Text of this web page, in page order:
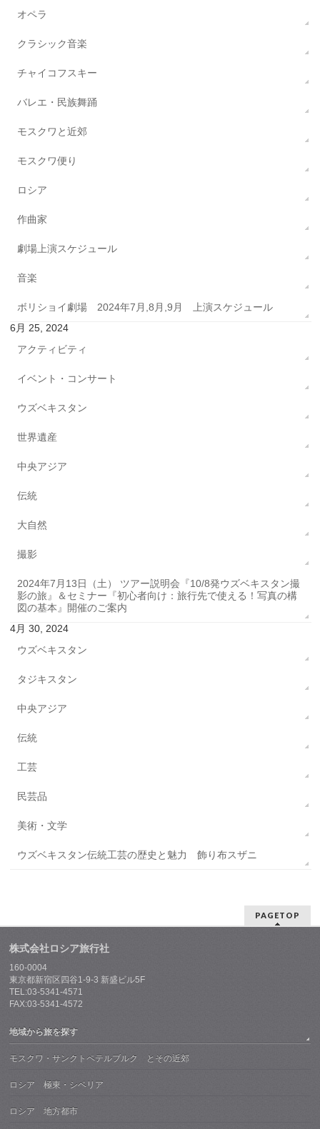
オペラ
クラシック音楽
チャイコフスキー
バレエ・民族舞踊
モスクワと近郊
モスクワ便り
ロシア
作曲家
劇場上演スケジュール
音楽
ボリショイ劇場 2024年7月,8月,9月 上演スケジュール
6月 25, 2024
アクティビティ
イベント・コンサート
ウズベキスタン
世界遺産
中央アジア
伝統
大自然
撮影
2024年7月13日（土） ツアー説明会『10/8発ウズベキスタン撮
影の旅』＆セミナー『初心者向け：旅行先で使える！写真の構
図の基本』開催のご案内
4月 30, 2024
ウズベキスタン
タジキスタン
中央アジア
伝統
工芸
民芸品
美術・文学
ウズベキスタン伝統工芸の歴史と魅力 飾り布スザニ
PAGETOP
株式会社ロシア旅行社
160-0004
東京都新宿区四谷1-9-3 新盛ビル5F
TEL:03-5341-4571
FAX:03-5341-4572
地域から旅を探す
モスクワ・サンクトペテルブルク とその近郊
ロシア 極東・シベリア
ロシア 地方都市